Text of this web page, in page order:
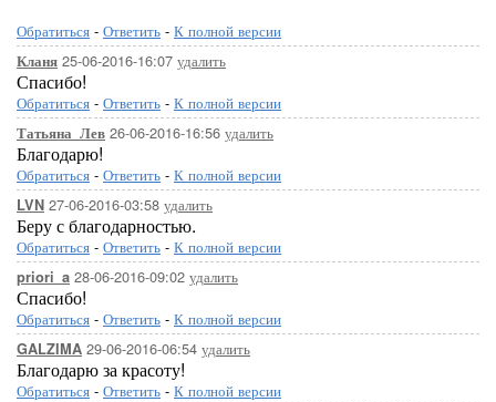
Обратиться - Ответить - К полной версии
Кланя 25-06-2016-16:07 удалить
Спасибо!
Обратиться - Ответить - К полной версии
Татьяна_Лев 26-06-2016-16:56 удалить
Благодарю!
Обратиться - Ответить - К полной версии
LVN 27-06-2016-03:58 удалить
Беру с благодарностью.
Обратиться - Ответить - К полной версии
priori_a 28-06-2016-09:02 удалить
Спасибо!
Обратиться - Ответить - К полной версии
GALZIMA 29-06-2016-06:54 удалить
Благодарю за красоту!
Обратиться - Ответить - К полной версии